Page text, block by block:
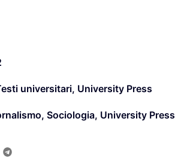
universitari, University Press
, Sociologia, University Press